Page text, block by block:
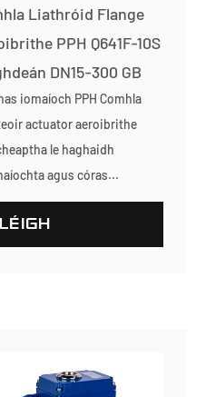
Liathróid Flange
PPH Q641F-10S
DN15-300 GB
iomaíoch PPH Comhla
actuator aeroibrithe
le haghaidh
agus córas...
LÉIGH